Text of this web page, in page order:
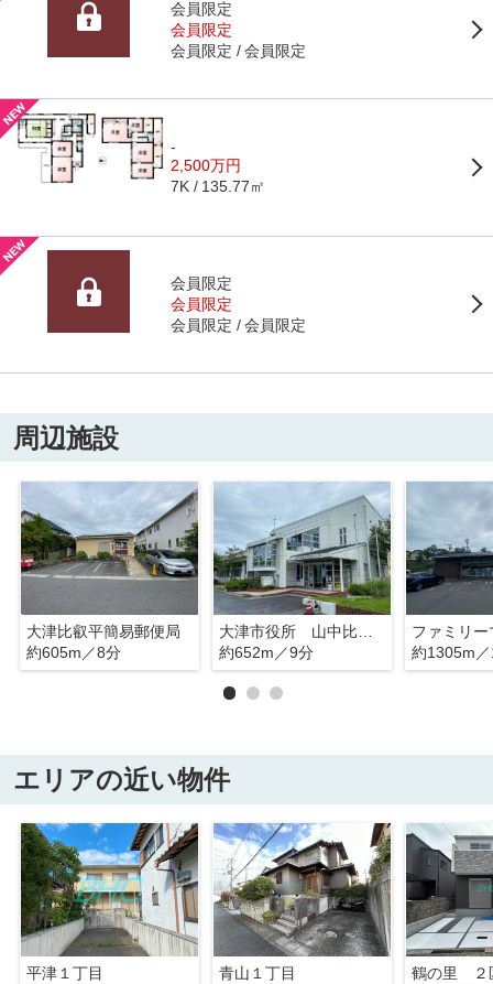
会員限定
会員限定
会員限定
会員限定
-
2,500万円
7K 135.77㎡
会員限定
会員限定
会員限定
会員限定
周辺施設
大津比叡平簡易郵便局
約605m／8分
約652m／9分
約1305m
エリアの近い物件
平津１丁目
青山１丁目
鶴の里 ２